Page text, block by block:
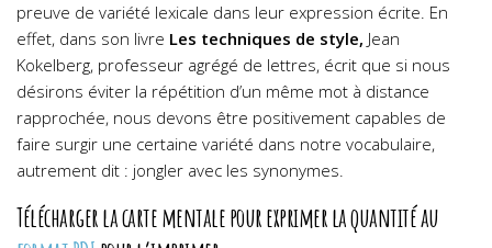
preuve de variété lexicale dans leur expression écrite. En
effet, dans son livre Les techniques de style, Jean
Kokelberg, professeur agrégé de lettres, écrit que si nous
désirons éviter la répétition d’un même mot à distance
rapprochée, nous devons être positivement capables de
faire surgir une certaine variété dans notre vocabulaire,
autrement dit : jongler avec les synonymes.
Télécharger la carte mentale pour exprimer la quantité au